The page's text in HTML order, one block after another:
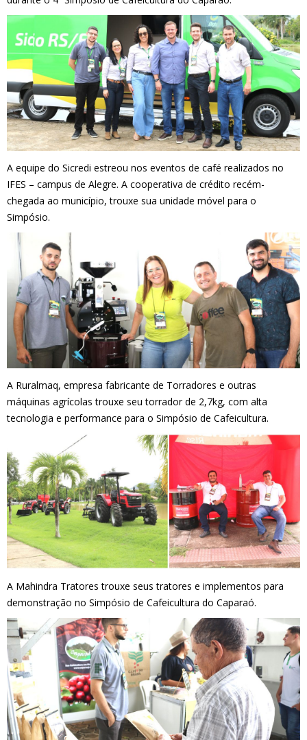
A equipe do Sicredi estreou nos eventos de café realizados no
IFES – campus de Alegre. A cooperativa de crédito recém-
chegada ao município, trouxe sua unidade móvel para o
Simpósio.
A Ruralmaq, empresa fabricante de Torradores e outras
máquinas agrícolas trouxe seu torrador de 2,7kg, com alta
tecnologia e performance para o Simpósio de Cafeicultura.
A Mahindra Tratores trouxe seus tratores e implementos para
demonstração no Simpósio de Cafeicultura do Caparaó.